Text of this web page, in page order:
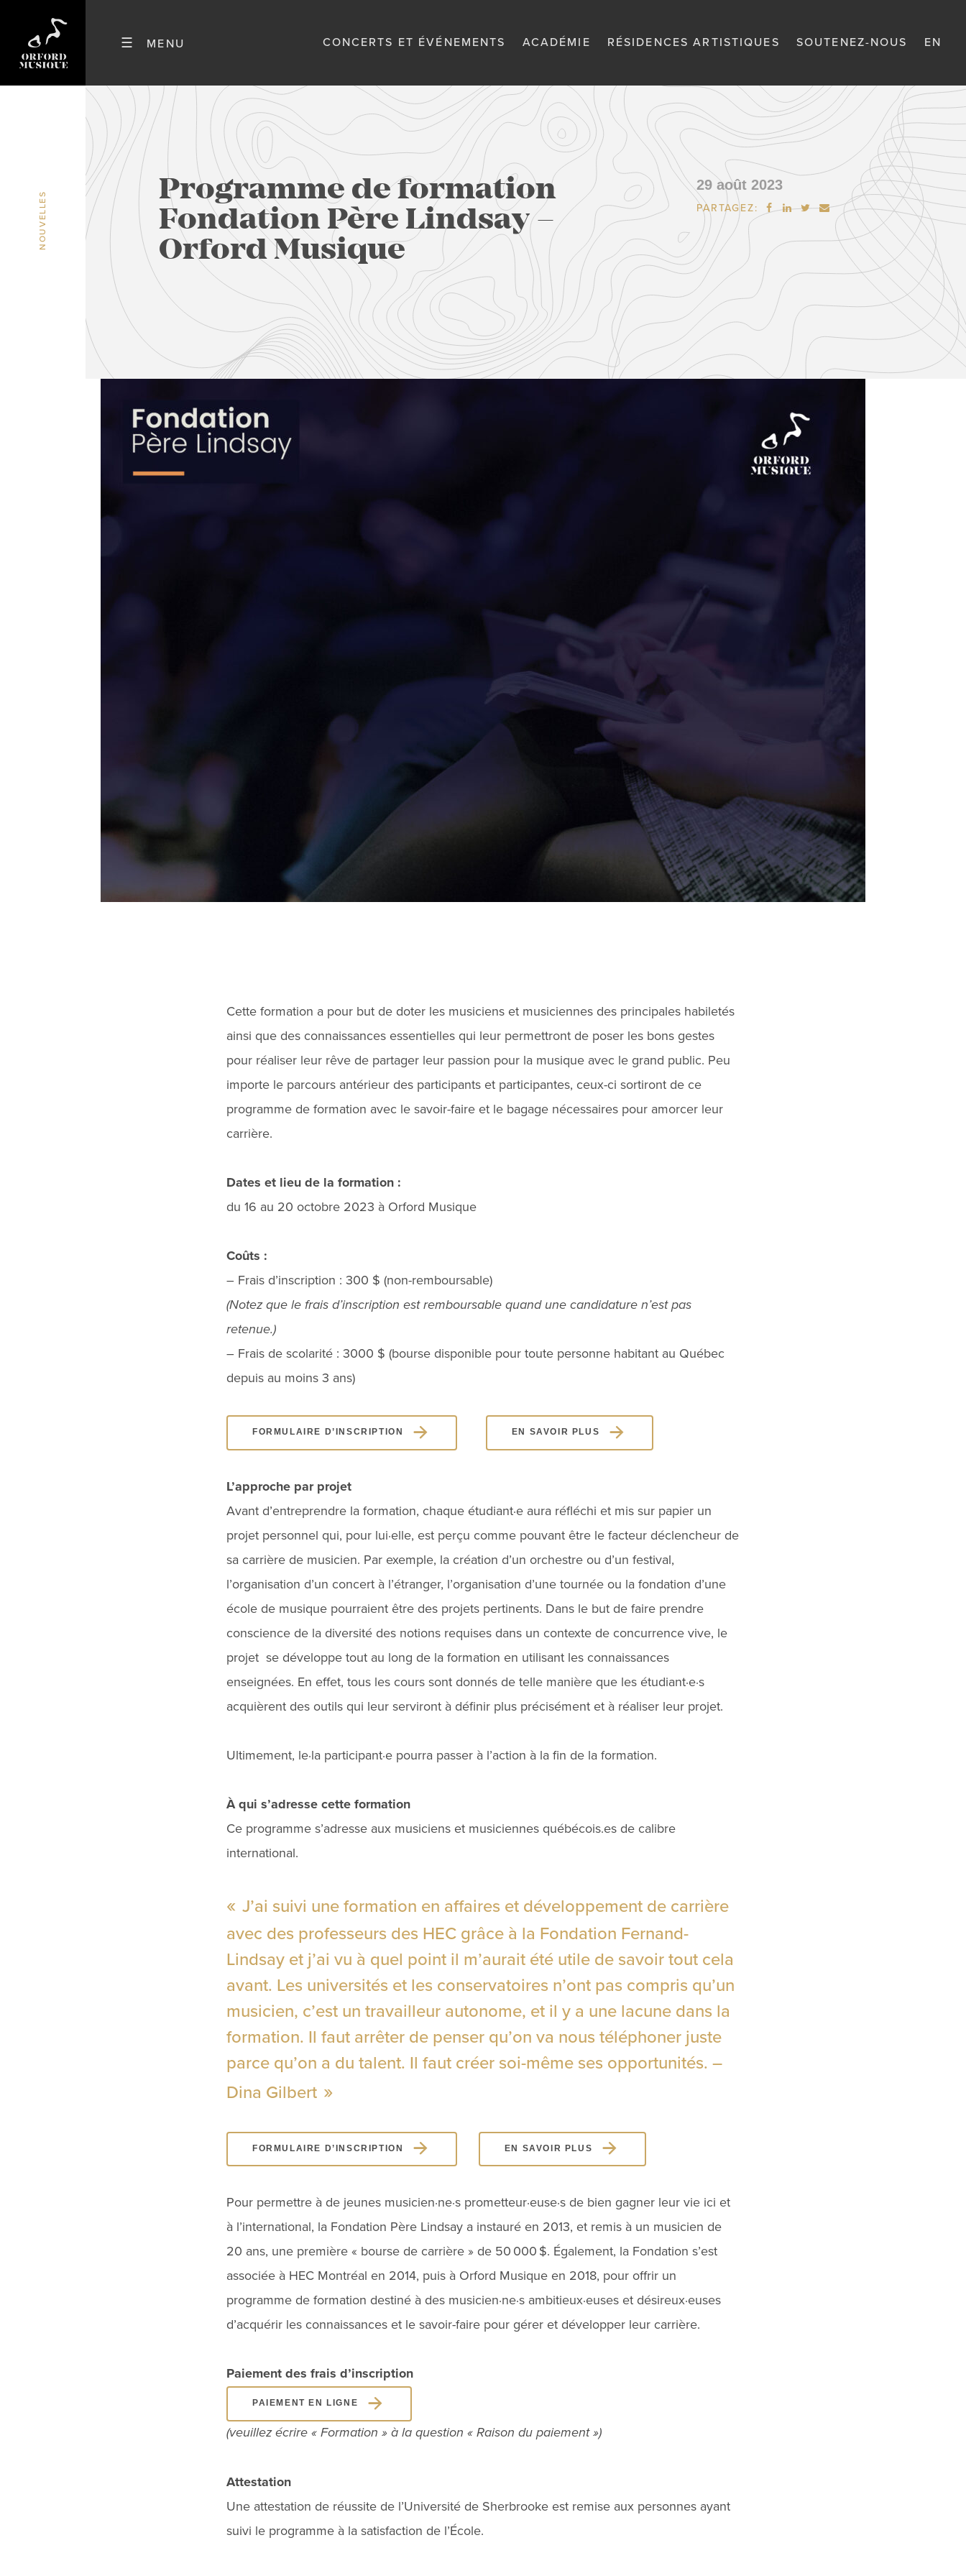
CONCERTS ET ÉVÉNEMENTS ACADÉMIE RÉSIDENCES ARTISTIQUES SOUTENEZ-NOUS EN
NOUVELLES
Programme de formation
Fondation Père Lindsay –
Orford Musique
29 août 2023
PARTAGEZ:    
Cette formation a pour but de doter les musiciens et musiciennes des principales habiletés
ainsi que des connaissances essentielles qui leur permettront de poser les bons gestes
pour réaliser leur rêve de partager leur passion pour la musique avec le grand public. Peu
importe le parcours antérieur des participants et participantes, ceux-ci sortiront de ce
programme de formation avec le savoir-faire et le bagage nécessaires pour amorcer leur
carrière.
Dates et lieu de la formation :
du 16 au 20 octobre 2023 à Orford Musique
Coûts :
– Frais d’inscription : 300 $ (non-remboursable)
(Notez que le frais d’inscription est remboursable quand une candidature n’est pas
retenue.)
– Frais de scolarité : 3000 $ (bourse disponible pour toute personne habitant au Québec
depuis au moins 3 ans)
FORMULAIRE D’INSCRIPTION EN SAVOIR PLUS
L’approche par projet
Avant d’entreprendre la formation, chaque étudiant·e aura réfléchi et mis sur papier un
projet personnel qui, pour lui·elle, est perçu comme pouvant être le facteur déclencheur de
sa carrière de musicien. Par exemple, la création d’un orchestre ou d’un festival,
l’organisation d’un concert à l’étranger, l’organisation d’une tournée ou la fondation d’une
école de musique pourraient être des projets pertinents. Dans le but de faire prendre
conscience de la diversité des notions requises dans un contexte de concurrence vive, le
projet se développe tout au long de la formation en utilisant les connaissances
enseignées. En effet, tous les cours sont donnés de telle manière que les étudiant·e·s
acquièrent des outils qui leur serviront à définir plus précisément et à réaliser leur projet.
Ultimement, le·la participant·e pourra passer à l’action à la fin de la formation.
À qui s’adresse cette formation
Ce programme s’adresse aux musiciens et musiciennes québécois.es de calibre
international.
J’ai suivi une formation en affaires et développement de carrière
avec des professeurs des HEC grâce à la Fondation Fernand-
Lindsay et j’ai vu à quel point il m’aurait été utile de savoir tout cela
avant. Les universités et les conservatoires n’ont pas compris qu’un
musicien, c’est un travailleur autonome, et il y a une lacune dans la
formation. Il faut arrêter de penser qu’on va nous téléphoner juste
parce qu’on a du talent. Il faut créer soi-même ses opportunités. –
Dina Gilbert
FORMULAIRE D’INSCRIPTION EN SAVOIR PLUS
Pour permettre à de jeunes musicien·ne·s prometteur·euse·s de bien gagner leur vie ici et
à l’international, la Fondation Père Lindsay a instauré en 2013, et remis à un musicien de
20 ans, une première « bourse de carrière » de 50 000 $. Également, la Fondation s’est
associée à HEC Montréal en 2014, puis à Orford Musique en 2018, pour offrir un
programme de formation destiné à des musicien·ne·s ambitieux·euses et désireux·euses
d’acquérir les connaissances et le savoir-faire pour gérer et développer leur carrière.
Paiement des frais d’inscription
PAIEMENT EN LIGNE
(veuillez écrire « Formation » à la question « Raison du paiement »)
Attestation
Une attestation de réussite de l’Université de Sherbrooke est remise aux personnes ayant
suivi le programme à la satisfaction de l’École.